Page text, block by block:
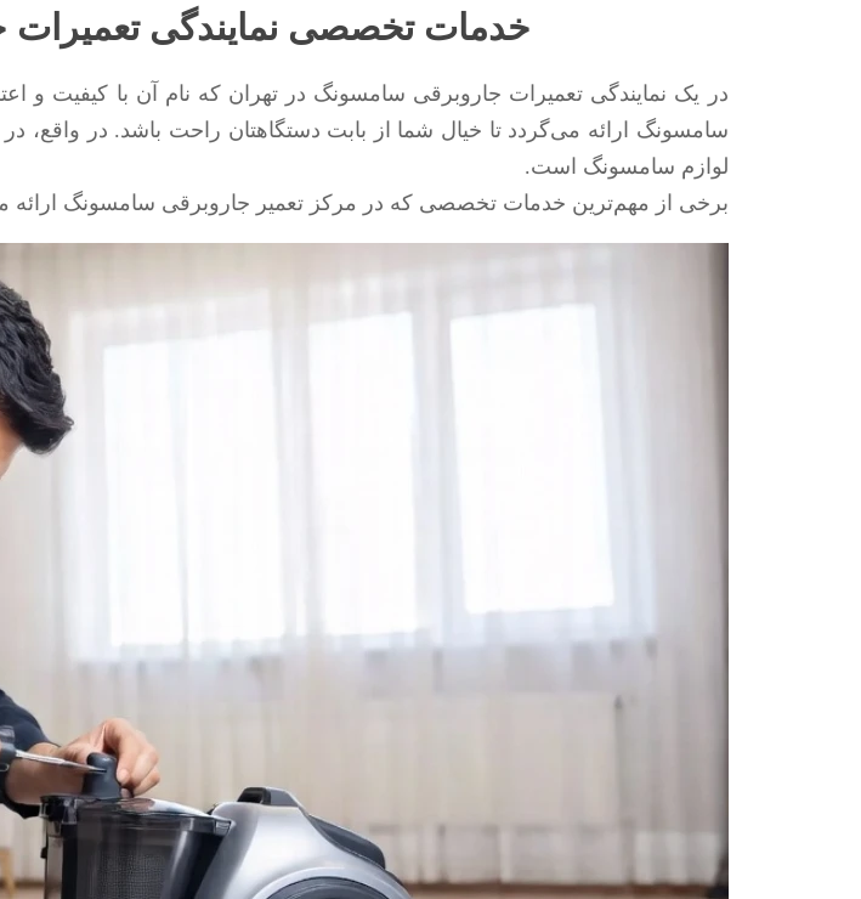
خدمات تخصصی نمایندگی تعمیرات
در یک نمایندگی تعمیرات جاروبرقی سامسونگ در تهران که نام آن با کیفیت
سامسونگ ارائه می‌گردد تا خیال شما از بابت دستگاهتان راحت باشد. در واقع، در
لوازم سامسونگ است.
برخی از مهم‌ترین خدمات تخصصی که در مرکز تعمیر جاروبرقی سامسونگ